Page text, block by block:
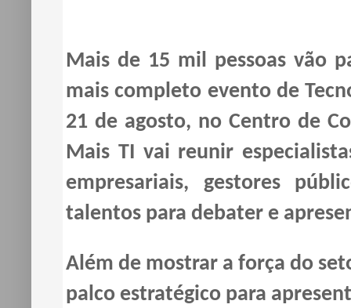
Mais de 15 mil pessoas vão
mais completo evento de
21 de agosto, no Centro de
Mais TI vai reunir
empresariais, gestores
talentos para debater e
Além de mostrar a força do
palco estratégico para